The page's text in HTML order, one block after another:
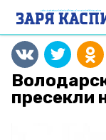
пресекли